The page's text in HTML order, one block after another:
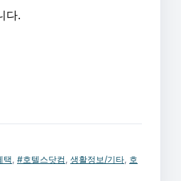
다.
택, #호텔스닷컴, 생활정보/기타, 호